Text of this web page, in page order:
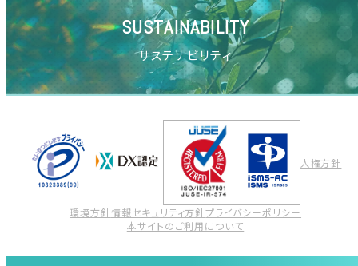
SUSTAINABILITY
サステナビリティ
人権方針
環境方針情報セキュリティ方針プライバシーポリシー
本サイトのご利用について